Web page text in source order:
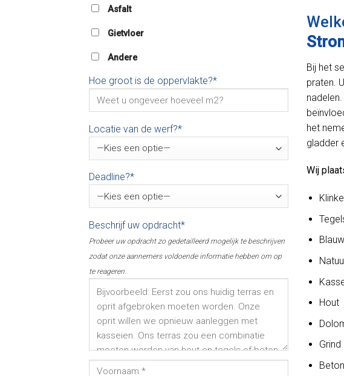
Asfalt
Gietvloer
Andere
Hoe groot is de oppervlakte?*
Locatie van de werf?*
Deadline?*
Beschrijf uw opdracht*
Probeer uw opdracht zo gedetailleerd mogelijk te beschrijven
zodat onze aannemers voldoende informatie hebben om op
te reageren.
Bij het
praten.
het
gladder
Wij
Hout
Grind
Beton